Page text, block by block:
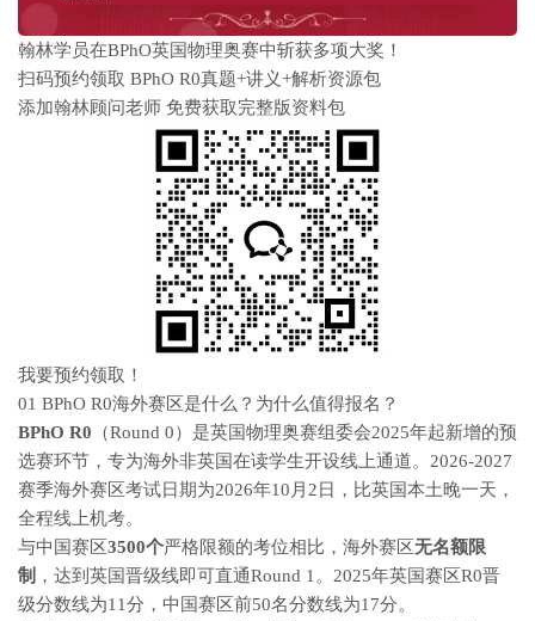
翰林学员在BPhO英国物理奥赛中斩获多项大奖！
扫码预约领取 BPhO R0真题+讲义+解析资源包
添加翰林顾问老师 免费获取完整版资料包
我要预约领取！
01 BPhO R0海外赛区是什么？为什么值得报名？
BPhO R0 （Round 0）是英国物理奥赛组委会2025年起新增的预
选赛环节，专为海外非英国在读学生开设线上通道。2026-2027
赛季海外赛区考试日期为2026年10月2日，比英国本土晚一天，
全程线上机考。
与中国赛区3500个严格限额的考位相比，海外赛区无名额限
制 ，达到英国晋级线即可直通Round 1。2025年英国赛区R0晋
级分数线为11分，中国赛区前50名分数线为17分。